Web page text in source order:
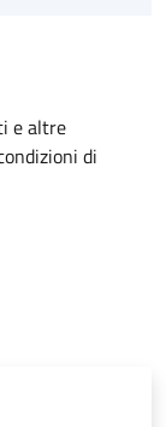
e altre
di